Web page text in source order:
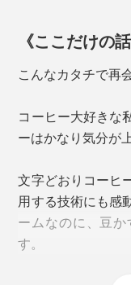
それらの豆かすに
れています。
いたのが「余すと
製品開発をコン
ロテック）」を提
した。
《ここだけの
こんなカタチで再
コーヒー大好きな
ーはかなり気分が
文字どおりコーヒ
用する技術にも感
ームなのに、豆
す。